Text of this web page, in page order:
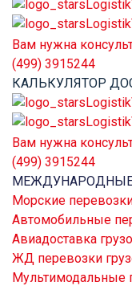
Вам нужна
(499) 3915244
КАЛЬКУЛЯТОР
Вам нужна
(499) 3915244
МЕЖДУНАРОДНЫЕ
Морские
Автомобильные
Авиадоставка
ЖД перевозки
Мультимодальные